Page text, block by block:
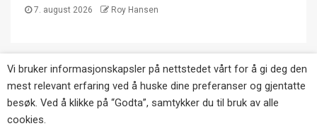
7. august 2026 Roy Hansen
Copyright © Eikernytt.no utgis av Roy’s
Pressetjeneste. Kopiering av tekst, bilder og
annonser er ikke tillatt uten etter avtale med utgiver.
Vi bruker informasjonskapsler på nettstedet vårt for å gi deg den
mest relevant erfaring ved å huske dine preferanser og gjentatte
besøk. Ved å klikke på “Godta”, samtykker du til bruk av alle
cookies.